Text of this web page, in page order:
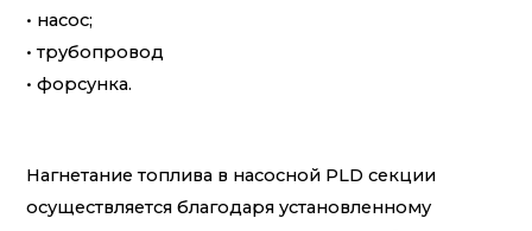
• насос;
• трубопровод
• форсунка.
Нагнетание топлива в насосной PLD секции
осуществляется благодаря установленному